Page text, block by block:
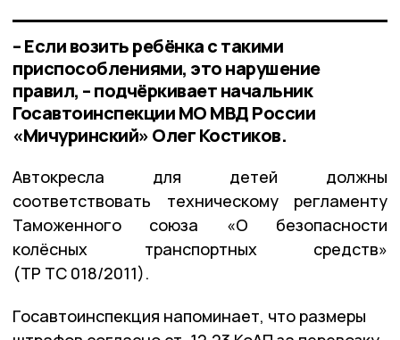
– Если возить ребёнка с такими
приспособлениями, это нарушение
правил, – подчёркивает начальник
Госавтоинспекции МО МВД России
«Мичуринский» Олег Костиков.
Автокресла для детей должны
соответствовать техническому регламенту
Таможенного союза «О безопасности
колёсных транспортных средств»
(ТР ТС 018/2011).
Госавтоинспекция напоминает, что размеры